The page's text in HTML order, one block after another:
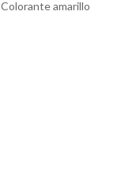
Colorante amarillo